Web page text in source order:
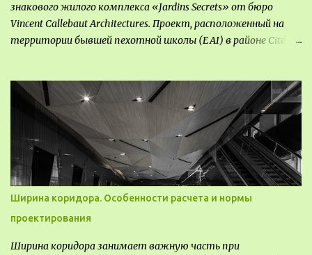
знакового жилого комплекса «Jardins Secrets» от бюро
Vincent Callebaut Architectures. Проект, расположенный на
территории бывшей пехотной школы (EAI) в районе Cité
Комплекс состоит из двух объектов: «Théia» (75 квартир,
из которых 17 — социального назначения, общая площадь 5
364 м²) и «Opale & Sens» (38 квартир, включая 11
доступных, площадь 2 845 м²). В общей сложности 113
жилых единиц спроектированы с учетом строгих норм
пожарной безопасности, принципов биоразнообразия и
социальной инклюзивности. Успех проекта был
подтвержден победой в городском конкурсе 2021 года и
получением престижной награды «Серебряная пирамида
глобального качества» от Федерации застройщиков
Ширина коридора. Особенности расчета и нормы
проектирования
Ширина коридора занимает важную часть при